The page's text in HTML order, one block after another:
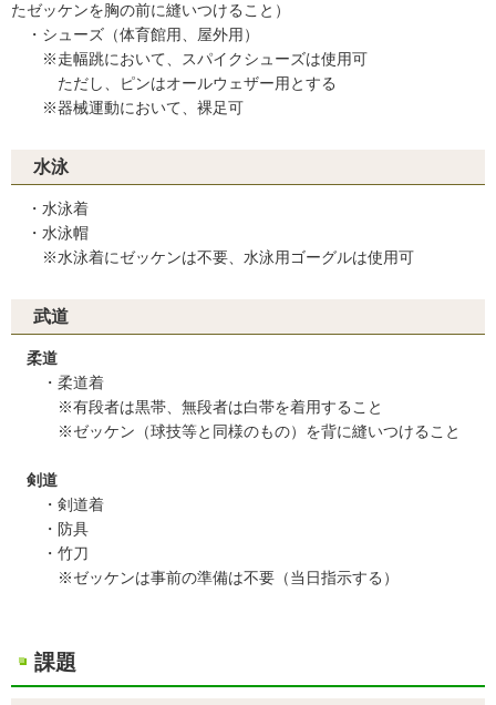
たゼッケンを胸の前に縫いつけること）
・シューズ（体育館用、屋外用）
※走幅跳において、スパイクシューズは使用可
ただし、ピンはオールウェザー用とする
※器械運動において、裸足可
水泳
・水泳着
・水泳帽
※水泳着にゼッケンは不要、水泳用ゴーグルは使用可
武道
柔道
・柔道着
※有段者は黒帯、無段者は白帯を着用すること
※ゼッケン（球技等と同様のもの）を背に縫いつけること
剣道
・剣道着
・防具
・竹刀
※ゼッケンは事前の準備は不要（当日指示する）
課題